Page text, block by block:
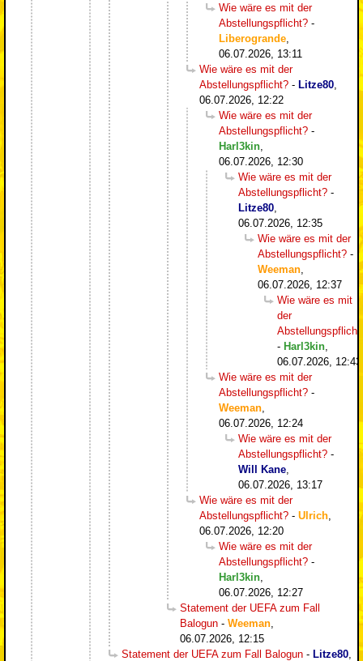
Wie wäre es mit der
Abstellungspflicht? -
Liberogrande,
06.07.2026, 13:11
Wie wäre es mit der
Abstellungspflicht? - Litze80,
06.07.2026, 12:22
Wie wäre es mit der
Abstellungspflicht? -
Harl3kin,
06.07.2026, 12:30
Wie wäre es mit der
Abstellungspflicht? -
Litze80,
06.07.2026, 12:35
Wie wäre es mit der
Abstellungspflicht? -
Weeman,
06.07.2026, 12:37
Wie wäre es mit
der
- Harl3kin,
06.07.2026, 12:43
Wie wäre es mit der
Abstellungspflicht? -
Weeman,
06.07.2026, 12:24
Wie wäre es mit der
Abstellungspflicht? -
Will Kane,
06.07.2026, 13:17
Wie wäre es mit der
Abstellungspflicht? - Ulrich,
06.07.2026, 12:20
Wie wäre es mit der
Abstellungspflicht? -
Harl3kin,
06.07.2026, 12:27
Statement der UEFA zum Fall
Balogun - Weeman,
06.07.2026, 12:15
Statement der UEFA zum Fall Balogun - Litze80,